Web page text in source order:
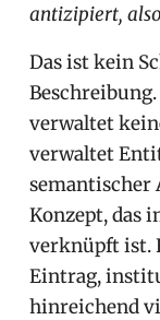
antizipiert,
Das ist kein
verwaltet
verwaltet
semantischer
Konzept, das
verknüpft ist.
Eintrag,
hinreichend